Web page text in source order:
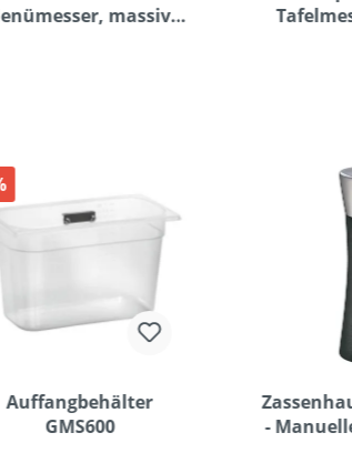
massiv,
Auffangbehälter
GMS600
-